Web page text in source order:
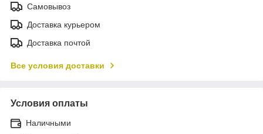
Самовывоз
Доставка курьером
Доставка почтой
Все условия доставки
Условия оплаты
Наличными